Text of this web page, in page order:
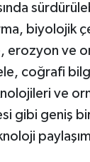
biyolojik
erozyon ve
coğrafi
ve
gibi geniş